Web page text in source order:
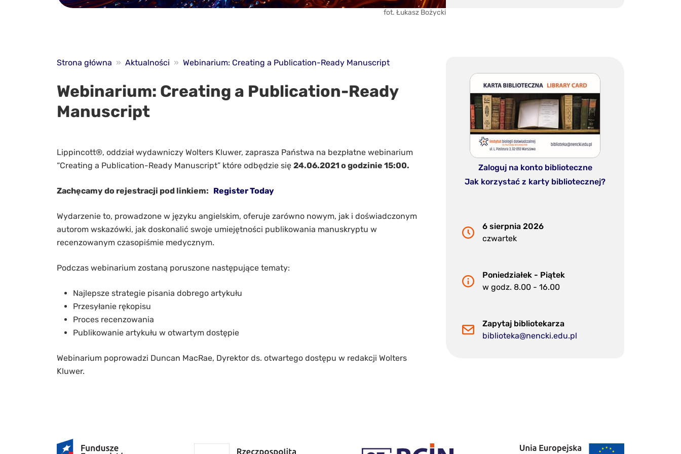
fot. Łukasz Bożycki
Strona główna » Aktualności » Webinarium: Creating a Publication-Ready Manuscript
Webinarium: Creating a Publication-Ready
Manuscript
Lippincott®, oddział wydawniczy Wolters Kluwer, zaprasza Państwa na bezpłatne webinarium
“Creating a Publication-Ready Manuscript” które odbędzie się 24.06.2021 o godzinie 15:00.
Zachęcamy do rejestracji pod linkiem: Register Today
Wydarzenie to, prowadzone w języku angielskim, oferuje zarówno nowym, jak i doświadczonym
autorom wskazówki, jak doskonalić swoje umiejętności publikowania manuskryptu w
recenzowanym czasopiśmie medycznym.
Podczas webinarium zostaną poruszone następujące tematy:
Najlepsze strategie pisania dobrego artykułu
Przesyłanie rękopisu
Proces recenzowania
Publikowanie artykułu w otwartym dostępie
Webinarium poprowadzi Duncan MacRae, Dyrektor ds. otwartego dostępu w redakcji Wolters
Kluwer.
Zaloguj na konto biblioteczne
Jak korzystać z karty bibliotecznej?
6 sierpnia 2026
czwartek
Poniedziałek - Piątek
w godz. 8.00 - 16.00
Zapytaj bibliotekarza
biblioteka@nencki.edu.pl